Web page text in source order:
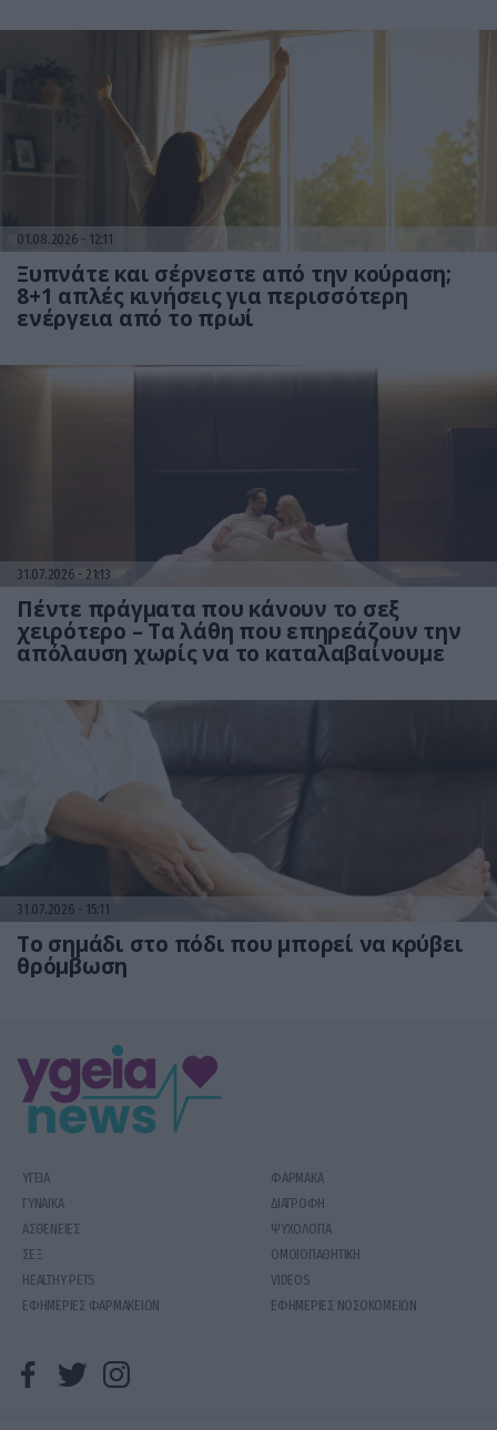
01.08.2026 12:11
Ξυπνάτε και σέρνεστε από την κούραση;
8+1 απλές κινήσεις για περισσότερη
ενέργεια από το πρωί
31.07.2026 21:13
Πέντε πράγματα που κάνουν το σεξ
χειρότερο – Τα λάθη που επηρεάζουν την
απόλαυση χωρίς να το καταλαβαίνουμε
31.07.2026 15:11
Το σημάδι στο πόδι που μπορεί να κρύβει
θρόμβωση
ΥΓΕΙΑ
ΦΑΡΜΑΚΑ
ΓΥΝΑΙΚΑ
ΔΙΑΤΡΟΦΗ
ΑΣΘΕΝΕΙΕΣ
ΨΥΧΟΛΟΓΙΑ
ΣΕΞ
ΟΜΟΙΟΠΑΘΗΤΙΚΗ
HEALTHY PETS
VIDEOS
ΕΦΗΜΕΡΙΕΣ ΦΑΡΜΑΚΕΙΩΝ
ΕΦΗΜΕΡΙΕΣ ΝΟΣΟΚΟΜΕΙΩΝ